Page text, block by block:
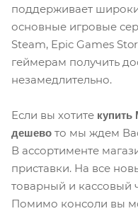
поддерживает
основные игровые
Steam, Epic Games
геймерам получить
незамедлительно.
Если вы хотите купить
дешево то мы ждем
В ассортименте
приставки. На все
товарный и кассовый
Помимо консоли вы